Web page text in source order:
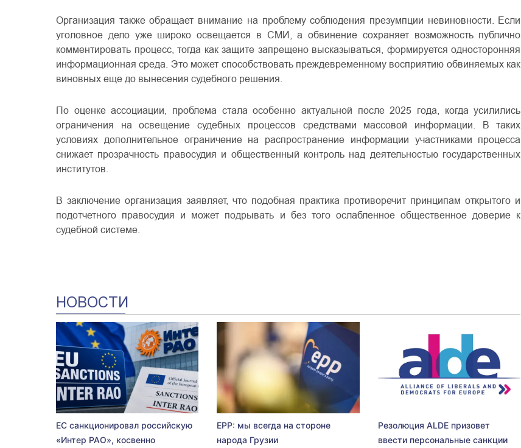
Организация также обращает внимание на проблему соблюдения презумпции невиновности. Если
уголовное дело уже широко освещается в СМИ, а обвинение сохраняет возможность публично
комментировать процесс, тогда как защите запрещено высказываться, формируется односторонняя
информационная среда. Это может способствовать преждевременному восприятию обвиняемых как
виновных еще до вынесения судебного решения.
По оценке ассоциации, проблема стала особенно актуальной после 2025 года, когда усилились
ограничения на освещение судебных процессов средствами массовой информации. В таких
условиях дополнительное ограничение на распространение информации участниками процесса
снижает прозрачность правосудия и общественный контроль над деятельностью государственных
институтов.
В заключение организация заявляет, что подобная практика противоречит принципам открытого и
подотчетного правосудия и может подрывать и без того ослабленное общественное доверие к
судебной системе.
НОВОСТИ
ЕС санкционировал российскую
«Интер РАО», косвенно
EPP: мы всегда на стороне
народа Грузии
Резолюция ALDE призовет
ввести персональные санкции